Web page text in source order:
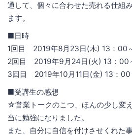
通して、個々に合わせた売れる仕組
ます。
■日時
1回目 2019年8月23日(木) 13：00
2回目 2019年9月24日(火) 13：00
3回目 2019年10月11日(金) 13：00
■受講生の感想
☆営業トークのこつ、ほんの少し変
当に勉強になりました。
また、自分に自信を付けさせくれた